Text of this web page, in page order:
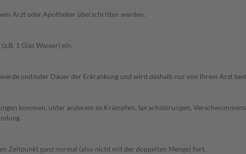
Arzt oder Apotheker überschritten werden.
1 Glas Wasser) ein.
und/oder Dauer der Erkrankung und wird deshalb nur von Ihrem Arzt
kommen, unter anderem zu Krämpfen, Sprachstörungen,
Zeitpunkt ganz normal (also nicht mit der doppelten Menge) fort.